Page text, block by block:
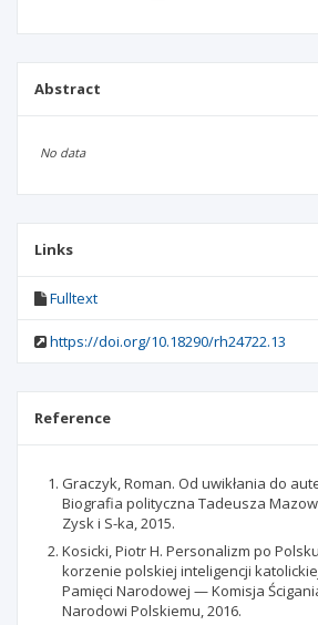
Abstract
No data
Links
Fulltext
https://doi.org/10.18290/rh24722.13
Reference
Graczyk, Roman. Od uwikłania do
Biografia polityczna Tadeusza
Zysk i S-ka, 2015.
Kosicki, Piotr H. Personalizm po
korzenie polskiej inteligencji
Pamięci Narodowej — Komisja
Narodowi Polskiemu, 2016.